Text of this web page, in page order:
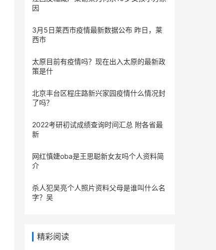
因
3月5日莱西市疫情最新数据公布 昨日，莱
西市
太原目前有疫情吗？现在出入太原的最新政
策是什
北京丰台区程庄路新兴家园疫情什么情况封
了吗？
2022考研初试成绩查询时间汇总 附各省最
新
网红慎婕oba是王思聪新女友吗个人资料简
介
杀人犯吴亮个人照片资料父母是谁叫什么名
字？吴
精彩阅读